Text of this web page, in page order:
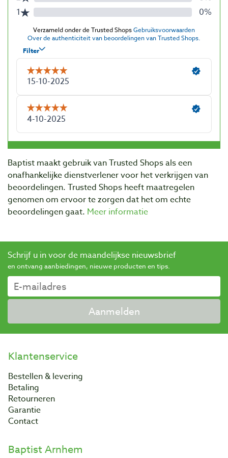
Baptist maakt gebruik van Trusted Shops als een
onafhankelijke dienstverlener voor het verkrijgen van
beoordelingen. Trusted Shops heeft maatregelen
genomen om ervoor te zorgen dat het om echte
beoordelingen gaat. Meer informatie
Schrijf u in voor de maandelijkse nieuwsbrief
en ontvang aanbiedingen, nieuwe producten en tips.
Aanmelden
Klantenservice
Bestellen & levering
Betaling
Retourneren
Garantie
Contact
Baptist Arnhem